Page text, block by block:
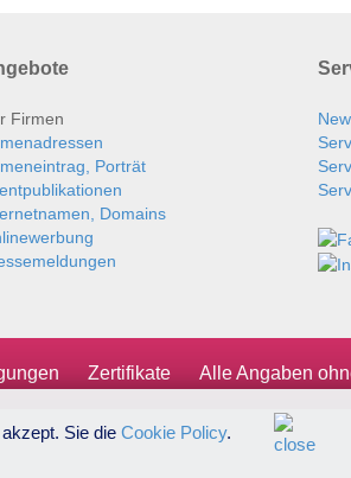
Firmen
Porträt
Domains
Zertifikate Alle Angaben
Sie die Cookie Policy.